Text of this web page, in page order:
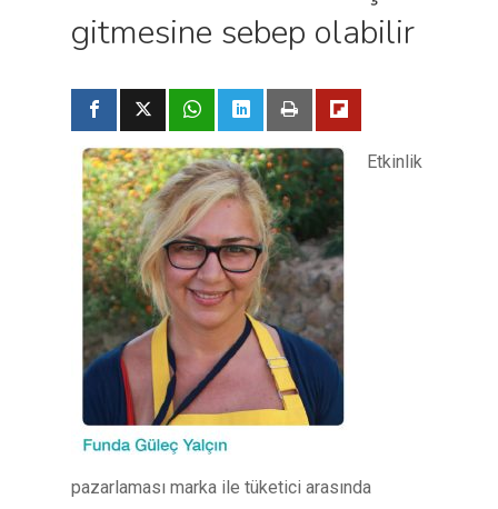
gitmesine sebep olabilir
Etkinlik
pazarlaması marka ile tüketici arasında